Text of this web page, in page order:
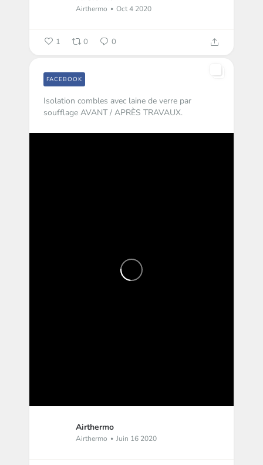
Airthermo Oct 4 2020
1 0 0
Isolation combles avec laine de verre par
soufflage AVANT / APRÈS TRAVAUX.
Airthermo
Airthermo Juin 16 2020
FACEBOOK